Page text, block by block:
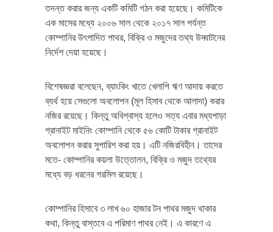
তদন্ত করার জন্য একটি কমিটি গঠন করা হয়েছে। কমিটিকে
এক মাসের মধ্যে ২০০৬ সাল থেকে ২০১৭ সাল পর্যন্ত
কোম্পানির উৎপাদিত পাথর, বিক্রি ও মজুদের তথ্য উদ্ঘাটনের
নির্দেশ দেয়া হয়েছে।
বিশেষজ্ঞরা বলেছেন, ব্যাংকিং খাতে খেলাপি ঋণ আদায় করতে
ব্যর্থ হয়ে সেগুলো অবলোপন (মূল হিসাব থেকে আলাদা) করার
নজির রয়েছে। কিন্তু অবিশ্বাস্য হলেও সত্য এবার মধ্যপাড়া
গ্রানাইট মাইনিং কোম্পানি থেকে ৫৬ কোটি টাকার গ্রানাইট
অবলোপন করার সুপারিশ করা হয়। এটি নজিরবিহীন। তাদের
মতে- কোম্পানির কয়লা উত্তোলন, বিক্রি ও মজুদ তথ্যের
মধ্যে বড় ধরনের গরমিল রয়েছে।
কোম্পানির হিসাবে ৩ লাখ ৬০ হাজার টন পাথর মজুদ থাকার
কথা, কিন্তু বাস্তবে এ পরিমাণ পাথর নেই। এ কারণে এ